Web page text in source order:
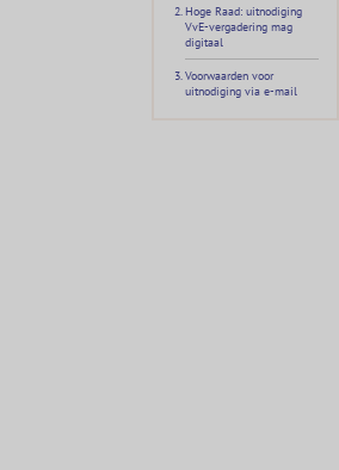
Hoge Raad: uitnodiging
VvE-vergadering mag
digitaal
Voorwaarden voor
uitnodiging via e-mail